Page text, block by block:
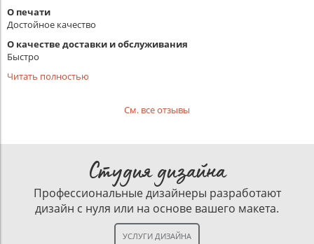
О печати
Достойное качество
О качестве доставки и обслуживания
Быстро
Читать полностью
См. все отзывы
Студия дизайна
Профессиональные дизайнеры разработают
дизайн с нуля или на основе вашего макета.